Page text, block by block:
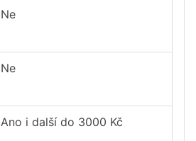
Ne
Ne
Ano i další do 3000 Kč